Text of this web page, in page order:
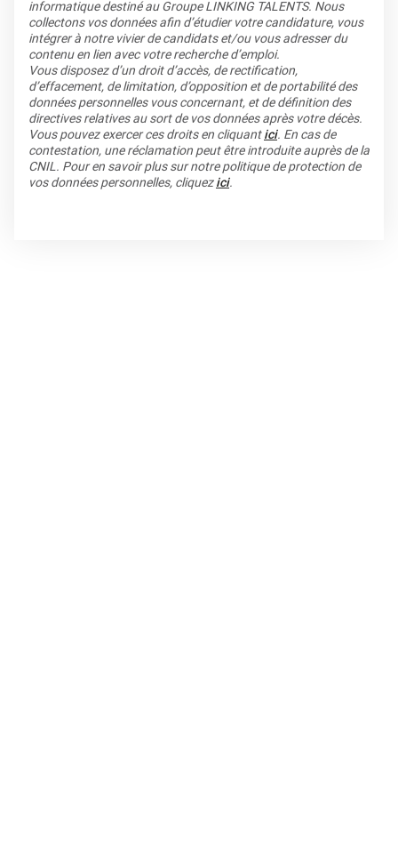
informatique destiné au Groupe LINKING TALENTS. Nous
collectons vos données afin d’étudier votre candidature, vous
intégrer à notre vivier de candidats et/ou vous adresser du
contenu en lien avec votre recherche d’emploi.
Vous disposez d’un droit d’accès, de rectification,
d’effacement, de limitation, d’opposition et de portabilité des
données personnelles vous concernant, et de définition des
directives relatives au sort de vos données après votre décès.
Vous pouvez exercer ces droits en cliquantici. En cas de
contestation, une réclamation peut être introduite auprès de la
CNIL. Pour en savoir plus sur notre politique de protection de
vos données personnelles, cliquezici.